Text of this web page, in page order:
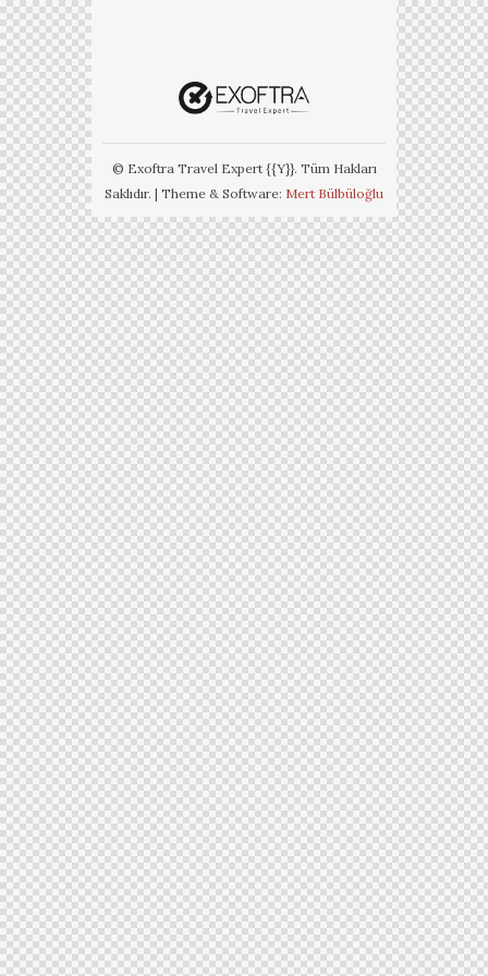
© Exoftra Travel Expert {{Y}}. Tüm Hakları
Saklıdır. | Theme & Software: Mert Bülbüloğlu